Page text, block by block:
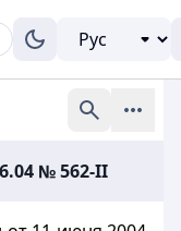
№ 562-II